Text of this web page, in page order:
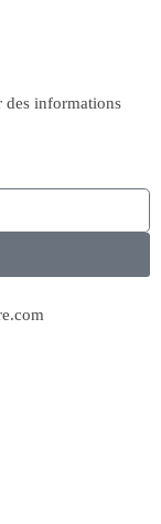
des informations